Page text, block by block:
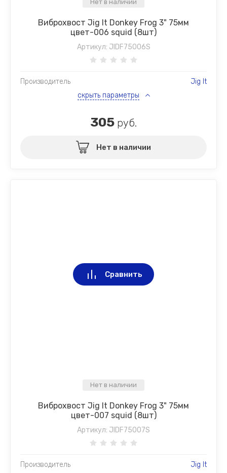
Нет в наличии
Виброхвост Jig It Donkey Frog 3" 75мм
цвет-006 squid (8шт)
Артикул: JIDF75006S
Производитель
Jig It
скрыть параметры
305 руб.
Нет в наличии
Нет в наличии
Виброхвост Jig It Donkey Frog 3" 75мм
цвет-007 squid (8шт)
Артикул: JIDF75007S
Производитель
Jig It
Сравнить